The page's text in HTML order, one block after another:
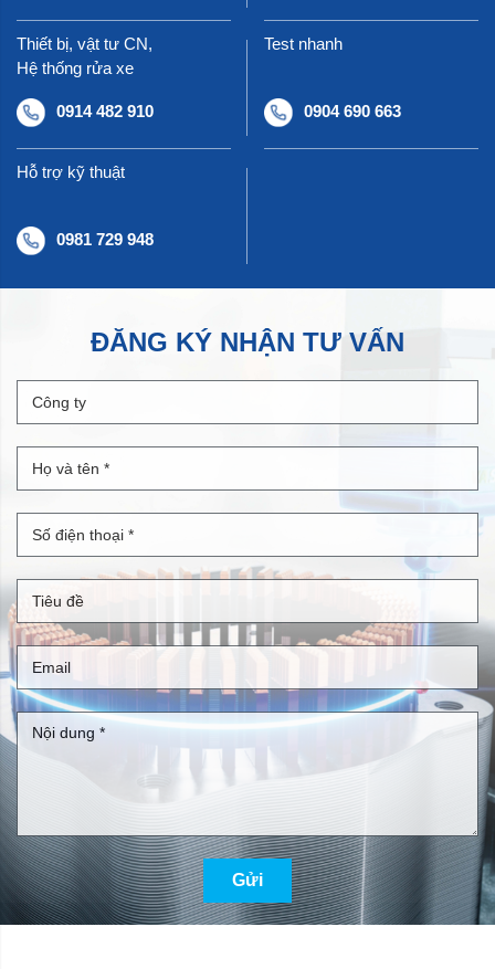
Thiết bị, vật tư CN,
Hệ thống rửa xe
0914 482 910
Test nhanh
0904 690 663
Hỗ trợ kỹ thuật
0981 729 948
ĐĂNG KÝ NHẬN TƯ VẤN
Gửi